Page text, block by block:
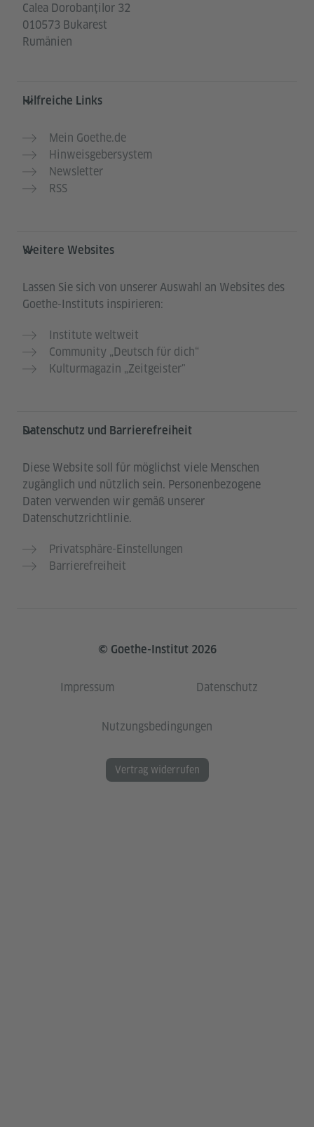
Calea Dorobanților 32
010573 Bukarest
Rumänien
Hilfreiche Links
Mein Goethe.de
Hinweisgebersystem
Newsletter
RSS
Weitere Websites
Lassen Sie sich von unserer Auswahl an Websites des
Goethe-Instituts inspirieren:
Institute weltweit
Community „Deutsch für dich“
Kulturmagazin „Zeitgeister"
Datenschutz und Barrierefreiheit
Diese Website soll für möglichst viele Menschen
zugänglich und nützlich sein. Personenbezogene
Daten verwenden wir gemäß unserer
Datenschutzrichtlinie.
Privatsphäre-Einstellungen
Barrierefreiheit
© Goethe-Institut 2026
Impressum Datenschutz
Nutzungsbedingungen
Vertrag widerrufen